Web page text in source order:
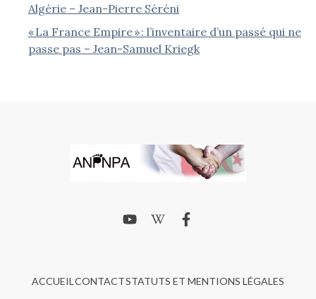
Algérie – Jean-Pierre Séréni
« La France Empire » : l’inventaire d’un passé qui ne
passe pas – Jean-Samuel Kriegk
ACCUEIL CONTACTSTATUTS ET MENTIONS LÉGALES